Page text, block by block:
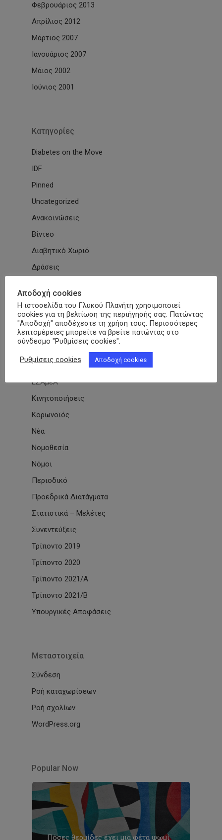
Φεβρουάριος 2013
Απρίλιος 2012
Μάρτιος 2007
Ιανουάριος 2007
Μάιος 2002
Ιούνιος 2001
Kατηγορίες
Diabetes on the Move
IDF
Pinned
Uncategorized
Ανακοινώσεις
Βίντεο
Διαβητικό Χωριό
Δράσεις
Εθνικές & Διεθνείς Συμβάσεις
Εκδηλώσεις Συλλόγων
Εκπαίδευση
Επιστημονικά Άρθρα
ΕΣΑμεΑ
Κινητοποιήσεις
Κορωνοϊός
Νέα
Νομοθεσία
Νόμοι
Περιοδικό
Προεδρικά Διατάγματα
Στατιστικά – Μελέτες
Συνεντεύξεις
Τρίποντο 2019
Τρίποντο 2020
Τρίποντο 2021/Α
Τρίποντο 2021/Β
Υπουργικές Αποφάσεις
Μεταστοιχεία
Σύνδεση
Ροή καταχωρίσεων
Ροή σχολίων
WordPress.org
Popular Now
Πόσες θερμίδες έχει μια φέτα ψωμί
Αποδοχή cookies
Η ιστοσελίδα του Γλυκού Πλανήτη χρησιμοποιεί
cookies για τη βελτίωση της περιήγησής σας. Πατώντας
"Αποδοχή" αποδέχεστε τη χρήση τους. Περισσότερες
λεπτομέρειες μπορείτε να βρείτε πατώντας στο
σύνδεσμο "Ρυθμίσεις cookies".
Ρυθμίσεις cookies Αποδοχή cookies